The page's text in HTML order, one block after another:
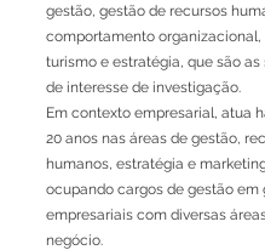
gestão, gestão de recursos
comportamento organizacional,
turismo e estratégia, que são as
de interesse de investigação.
Em contexto empresarial, atua
20 anos nas áreas de gestão,
humanos, estratégia e
ocupando cargos de gestão em
empresariais com diversas
negócio.